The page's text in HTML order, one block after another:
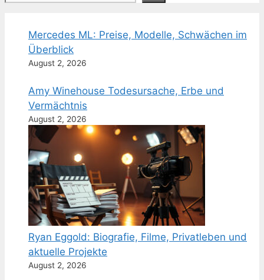
Mercedes ML: Preise, Modelle, Schwächen im
Überblick
August 2, 2026
Amy Winehouse Todesursache, Erbe und
Vermächtnis
August 2, 2026
Ryan Eggold: Biografie, Filme, Privatleben und
aktuelle Projekte
August 2, 2026